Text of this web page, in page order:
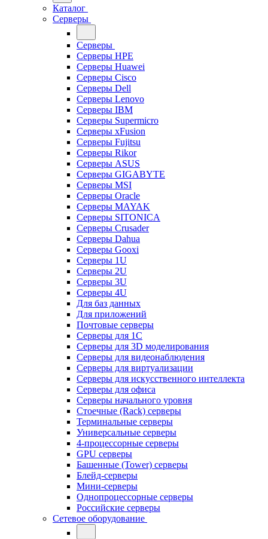
Каталог
Серверы
Серверы
Серверы HPE
Серверы Huawei
Серверы Cisco
Серверы Dell
Серверы Lenovo
Серверы IBM
Серверы Supermicro
Серверы xFusion
Серверы Fujitsu
Серверы Rikor
Серверы ASUS
Серверы GIGABYTE
Серверы MSI
Серверы Oracle
Серверы MAYAK
Серверы SITONICA
Серверы Crusader
Серверы Dahua
Серверы Gooxi
Серверы 1U
Серверы 2U
Серверы 3U
Серверы 4U
Для баз данных
Для приложений
Почтовые серверы
Серверы для 1С
Серверы для 3D моделирования
Серверы для видеонаблюдения
Серверы для виртуализации
Серверы для искусственного интеллекта
Серверы для офиса
Серверы начального уровня
Стоечные (Rack) серверы
Терминальные серверы
Универсальные серверы
4-процессорные серверы
GPU серверы
Башенные (Tower) серверы
Блейд-серверы
Мини-серверы
Однопроцессорные серверы
Российские серверы
Сетевое оборудование